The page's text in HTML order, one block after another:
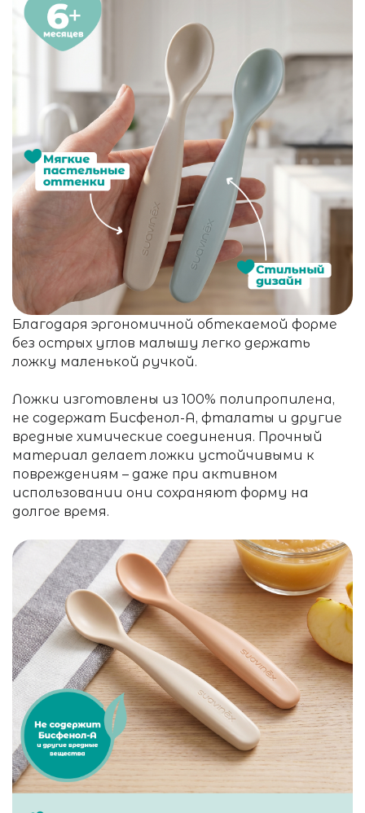
Благодаря эргономичной обтекаемой форме
без острых углов малышу легко держать
ложку маленькой ручкой.
Ложки изготовлены из 100% полипропилена,
не содержат Бисфенол-А, фталаты и другие
вредные химические соединения. Прочный
материал делает ложки устойчивыми к
повреждениям – даже при активном
использовании они сохраняют форму на
долгое время.